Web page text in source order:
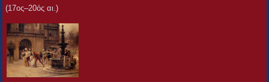
(17ος–20ός αι.)